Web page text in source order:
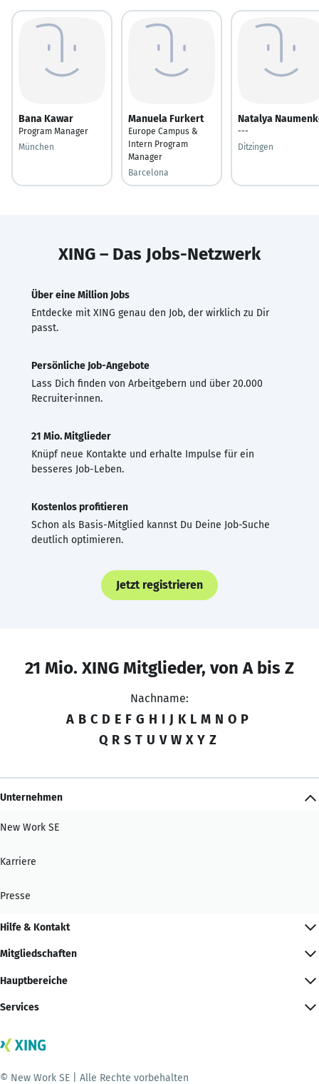
Bana Kawar
Program Manager
München
Manuela Furkert
Europe Campus &
Intern Program
Manager
Barcelona
Natalya
---
Ditzingen
XING – Das Jobs-Netzwerk
Über eine Million Jobs
Entdecke mit XING genau den Job, der wirklich zu Dir
passt.
Persönliche Job-Angebote
Lass Dich finden von Arbeitgebern und über 20.000
Recruiter·innen.
21 Mio. Mitglieder
Knüpf neue Kontakte und erhalte Impulse für ein
besseres Job-Leben.
Kostenlos profitieren
Schon als Basis-Mitglied kannst Du Deine Job-Suche
deutlich optimieren.
Jetzt registrieren
21 Mio. XING Mitglieder, von A bis Z
Nachname:
A B C D E F G H I J K L M N O P
Q R S T U V W X Y Z
Unternehmen
New Work SE
Karriere
Presse
Hilfe & Kontakt
Mitgliedschaften
Hauptbereiche
Services
© New Work SE | Alle Rechte vorbehalten